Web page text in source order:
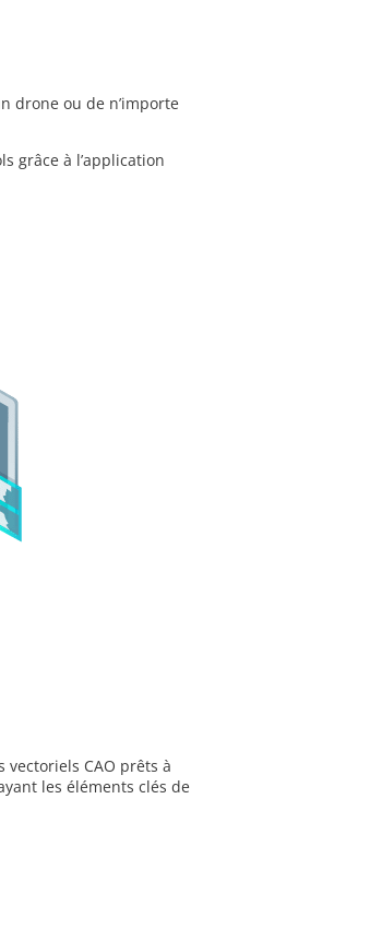
drone ou de n’importe
grâce à l’application
CAO prêts à
les éléments clés de